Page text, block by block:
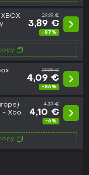
29,99 €
3,89 €
-87%
29,99 €
4,09 €
-86%
- Xbox
4,37 €
4,10 €
-6%